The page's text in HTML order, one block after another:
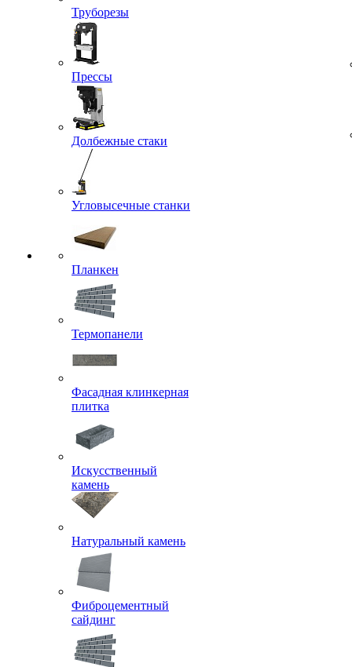
Труборезы
Прессы
Долбежные стаки
Угловысечные станки
Планкен
Термопанели
Фасадная клинкерная
плитка
Искусственный
камень
Натуральный камень
Фиброцементный
сайдинг